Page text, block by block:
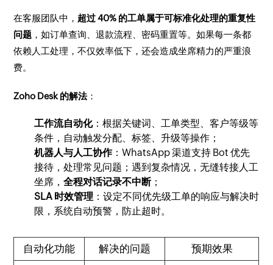
在客服团队中， 超过 40% 的工单属于可标准化处理的重复性
问题 ，如订单查询、退款流程、密码重置等。如果每一条都
依赖人工处理，不仅效率低下，还会造成坐席精力的严重浪
费。
Zoho Desk 的解法：
工作流自动化：根据关键词、工单类型、客户等级等
条件，自动触发分配、标签、升级等操作；
机器人与人工协作：WhatsApp 渠道支持 Bot 优先
接待，处理常见问题；遇到复杂情况，无缝转接人工
坐席，全程对话记录不中断；
SLA 时效管理 ：设定不同优先级工单的响应与解决时
限，系统自动预警，防止超时。
自动化功能 解决的问题
预期效果